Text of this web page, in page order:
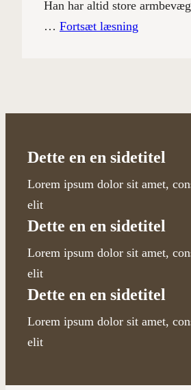
Han har altid store
… Fortsæt læsning
Dette en en sidetitel
Lorem ipsum dolor sit amet,
elit
Dette en en sidetitel
Lorem ipsum dolor sit amet,
elit
Dette en en sidetitel
Lorem ipsum dolor sit amet,
elit